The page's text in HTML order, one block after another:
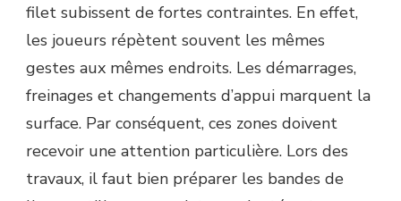
filet subissent de fortes contraintes. En effet,
les joueurs répètent souvent les mêmes
gestes aux mêmes endroits. Les démarrages,
freinages et changements d’appui marquent la
surface. Par conséquent, ces zones doivent
recevoir une attention particulière. Lors des
travaux, il faut bien préparer les bandes de